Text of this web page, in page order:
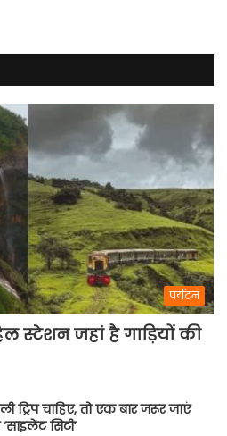
पर्यटन
स्टेशन जहां है गाड़ियों की
ट्रिप चाहिए, तो एक बार जरूर जाएं
सिटी’